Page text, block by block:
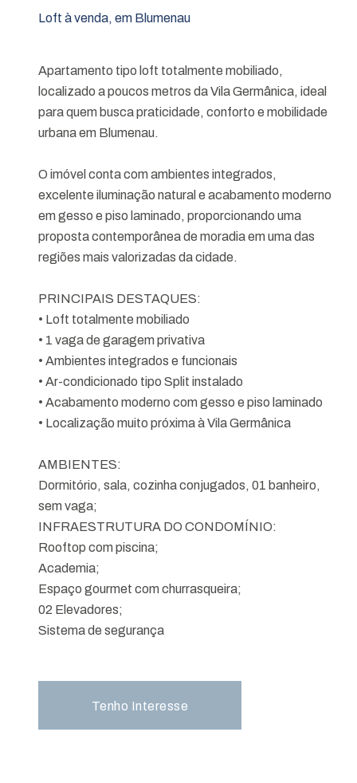
Loft à venda, em Blumenau
Apartamento tipo loft totalmente mobiliado,
localizado a poucos metros da Vila Germânica, ideal
para quem busca praticidade, conforto e mobilidade
urbana em Blumenau.
O imóvel conta com ambientes integrados,
excelente iluminação natural e acabamento moderno
em gesso e piso laminado, proporcionando uma
proposta contemporânea de moradia em uma das
regiões mais valorizadas da cidade.
PRINCIPAIS DESTAQUES:
• Loft totalmente mobiliado
• 1 vaga de garagem privativa
• Ambientes integrados e funcionais
• Ar-condicionado tipo Split instalado
• Acabamento moderno com gesso e piso laminado
• Localização muito próxima à Vila Germânica
AMBIENTES:
Dormitório, sala, cozinha conjugados, 01 banheiro,
sem vaga;
INFRAESTRUTURA DO CONDOMÍNIO:
Rooftop com piscina;
Academia;
Espaço gourmet com churrasqueira;
02 Elevadores;
Sistema de segurança
Tenho Interesse